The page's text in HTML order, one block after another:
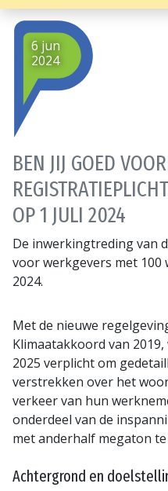
BEN JIJ GOED
OP 1 JULI 2024
6 jun
2024
De inwerkingtreding van
voor werkgevers met 100
2024.
Met de nieuwe
Klimaatakkoord van
2025 verplicht om
verstrekken over het
verkeer van hun
onderdeel van de
met anderhalf megaton
Achtergrond en